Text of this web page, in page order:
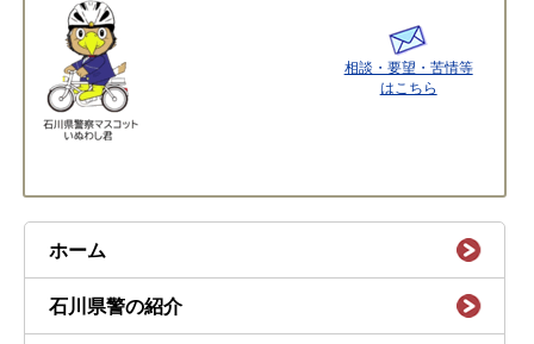
相談・要望・苦情等
はこちら
ホーム
石川県警の紹介